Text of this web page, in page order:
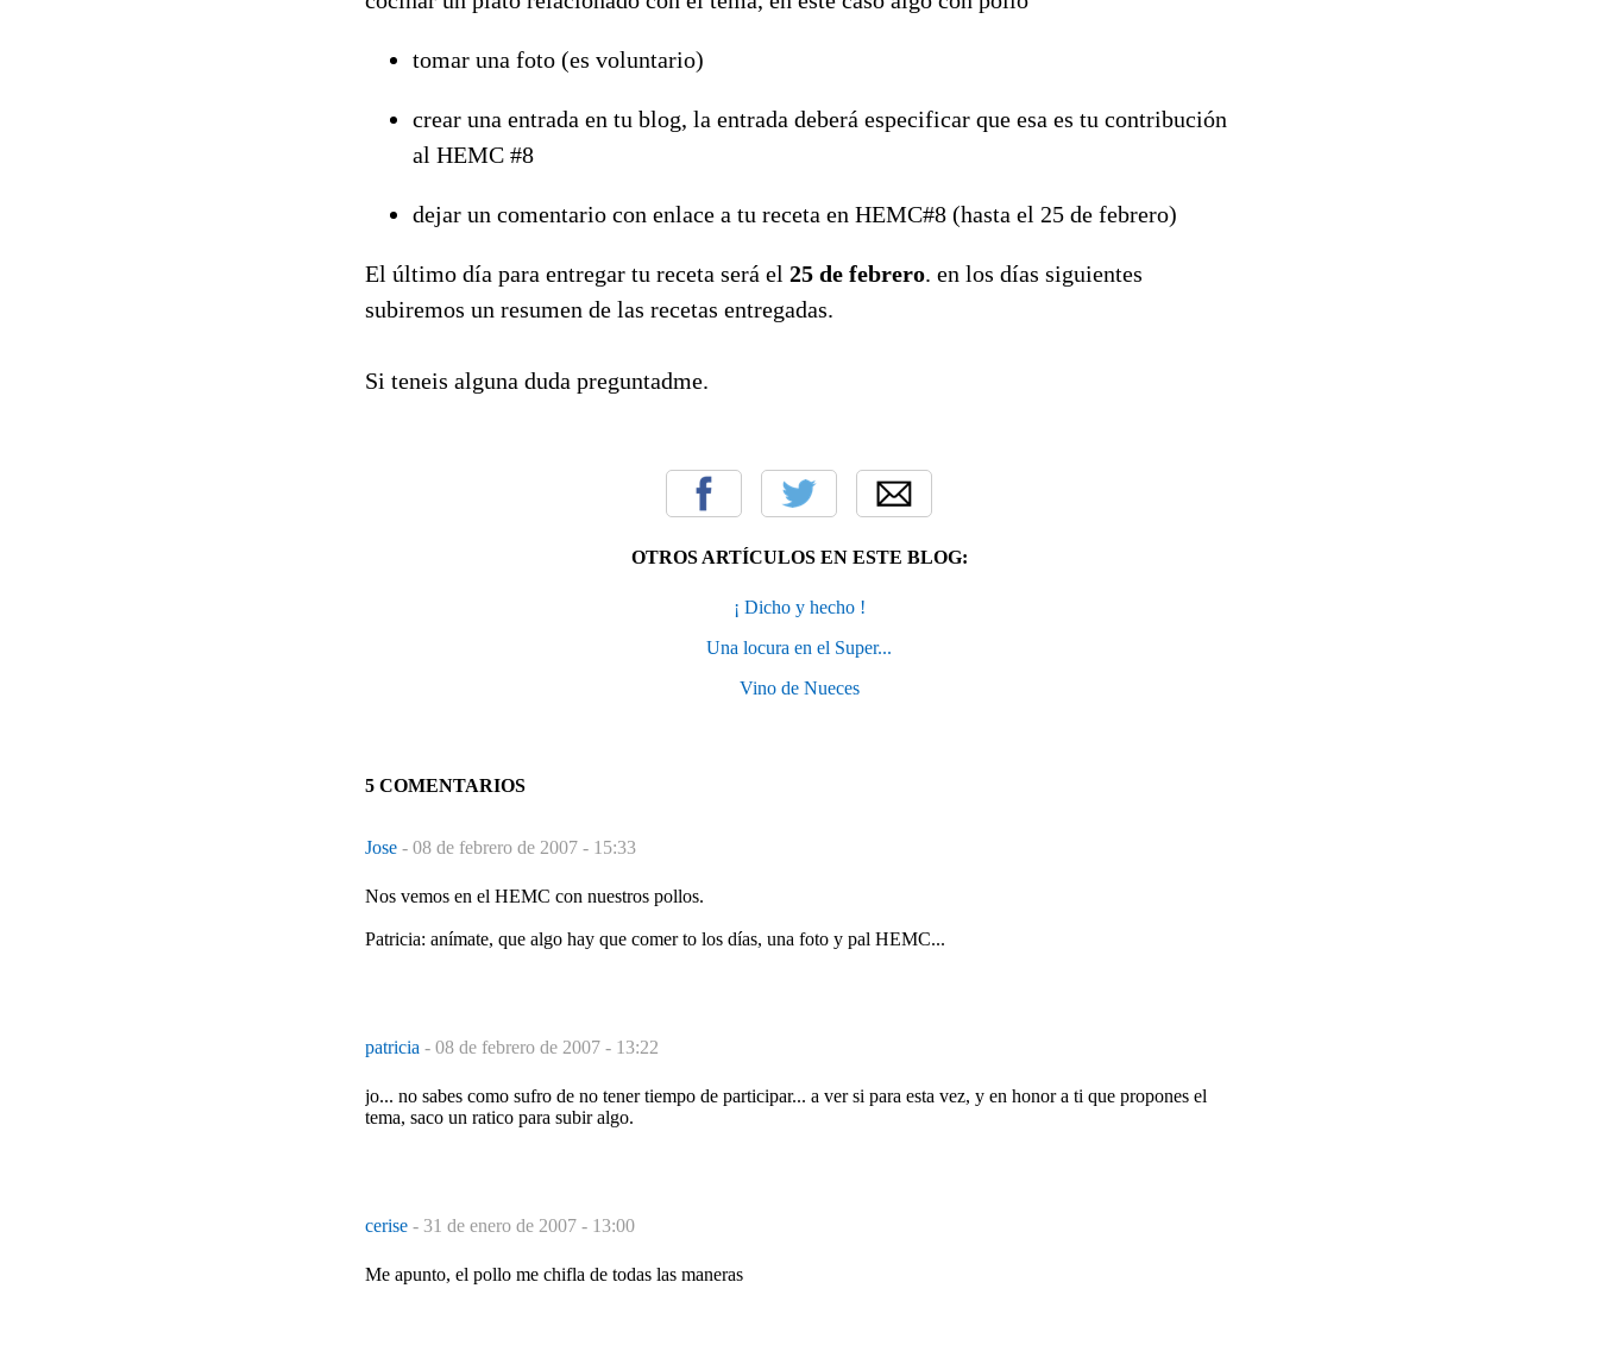
tomar una foto (es voluntario)
crear una entrada en tu blog, la entrada deberá especificar que esa es tu contribución
al HEMC #8
dejar un comentario con enlace a tu receta en HEMC#8 (hasta el 25 de febrero)
El último día para entregar tu receta será el 25 de febrero. en los días siguientes
subiremos un resumen de las recetas entregadas.
Si teneis alguna duda preguntadme.
OTROS ARTÍCULOS EN ESTE BLOG:
¡ Dicho y hecho !
Una locura en el Super...
Vino de Nueces
5 COMENTARIOS
Jose - 08 de febrero de 2007 - 15:33
Nos vemos en el HEMC con nuestros pollos.
Patricia: anímate, que algo hay que comer to los días, una foto y pal HEMC...
patricia - 08 de febrero de 2007 - 13:22
jo... no sabes como sufro de no tener tiempo de participar... a ver si para esta vez, y en honor a ti que propones el
tema, saco un ratico para subir algo.
cerise - 31 de enero de 2007 - 13:00
Me apunto, el pollo me chifla de todas las maneras